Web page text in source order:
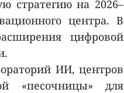
стратегию на 2026–
центра. В
цифровой
ИИ, центров
«песочницы» для